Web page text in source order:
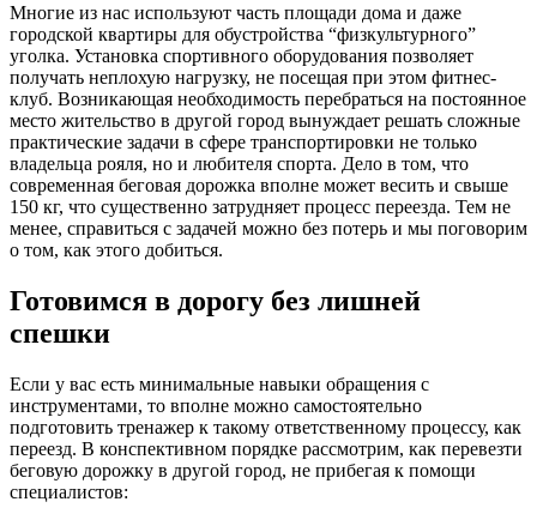
Многие из нас используют часть площади дома и даже
городской квартиры для обустройства “физкультурного”
уголка. Установка спортивного оборудования позволяет
получать неплохую нагрузку, не посещая при этом фитнес-
клуб. Возникающая необходимость перебраться на постоянное
место жительство в другой город вынуждает решать сложные
практические задачи в сфере транспортировки не только
владельца рояля, но и любителя спорта. Дело в том, что
современная беговая дорожка вполне может весить и свыше
150 кг, что существенно затрудняет процесс переезда. Тем не
менее, справиться с задачей можно без потерь и мы поговорим
о том, как этого добиться.
Готовимся в дорогу без лишней
спешки
Если у вас есть минимальные навыки обращения с
инструментами, то вполне можно самостоятельно
подготовить тренажер к такому ответственному процессу, как
переезд. В конспективном порядке рассмотрим, как перевезти
беговую дорожку в другой город, не прибегая к помощи
специалистов: